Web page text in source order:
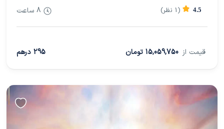
4.5 (1 نظر)
قیمت از 15,059,750 تومان 295 درهم
8 ساعت